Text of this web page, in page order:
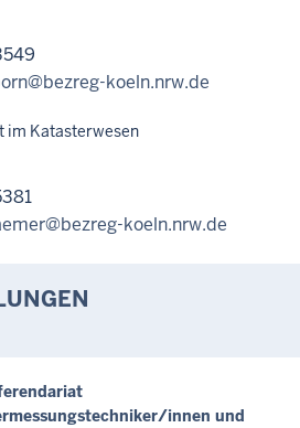
koeln.nrw.de
im Katasterwesen
koeln.nrw.de
innen und